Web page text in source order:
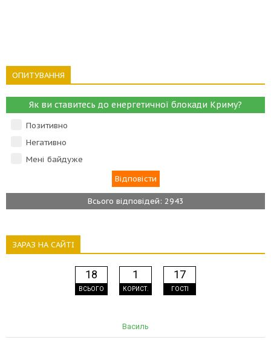
ОПИТУВАННЯ
Як ви ставитесь до енергетичної блокади Криму?
Позитивно
Негативно
Мені байдуже
Всього відповідей: 2943
ЗАРАЗ НА САЙТІ
18
ВСЬОГО
1
КОРИСТ.
17
ГОСТІ
Василь